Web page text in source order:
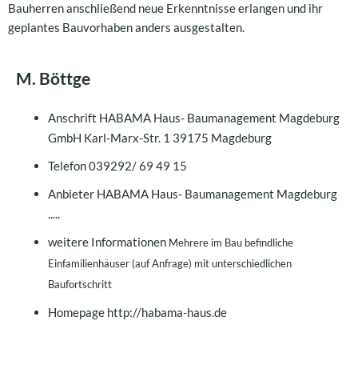
Bauherren anschließend neue Erkenntnisse erlangen und ihr
geplantes Bauvorhaben anders ausgestalten.
M. Böttge
Anschrift HABAMA Haus- Baumanagement Magdeburg
GmbH Karl-Marx-Str. 1 39175 Magdeburg
Telefon039292/ 69 49 15
Anbieter HABAMA Haus- Baumanagement Magdeburg
.....
weitere Informationen Mehrere im Bau befindliche
Einfamilienhäuser (auf Anfrage) mit unterschiedlichen
Baufortschritt
Homepage http://habama-haus.de